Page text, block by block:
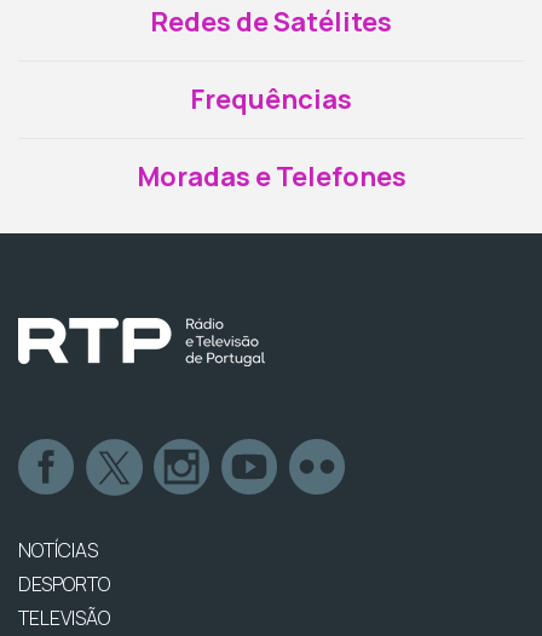
Redes de Satélites
Frequências
Moradas e Telefones
NOTÍCIAS
DESPORTO
TELEVISÃO